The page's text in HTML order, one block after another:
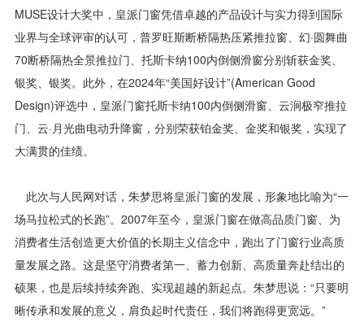
MUSE设计大奖中，皇派门窗凭借卓越的产品设计与实力得到国际
业界与全球评审的认可，普罗旺斯断桥隔热压紧推拉窗、幻·圆舞曲
70断桥隔热全景推拉门、托斯卡纳100内倒侧滑窗分别斩获金奖、
银奖、银奖。此外，在2024年“美国好设计”(American Good
Design)评选中，皇派门窗托斯卡纳100内倒侧滑窗、云涧极窄推拉
门、云·月光曲电动升降窗，分别荣获铂金奖、金奖和银奖，实现了
大满贯的佳绩。
此次与人民网对话，朱梦思将皇派门窗的发展，形象地比喻为“一
场马拉松式的长跑”。2007年至今，皇派门窗在做高品质门窗、为
消费者生活创造更大价值的长期主义信念中，跑出了门窗行业高质
量发展之路。这是坚守消费者第一、蓄力创新、高质量奔赴结出的
硕果，也是后续持续奔跑、实现超越的新起点。朱梦思说：“只要明
晰传承和发展的意义，肩负起时代责任，我们将跑得更宽远。”